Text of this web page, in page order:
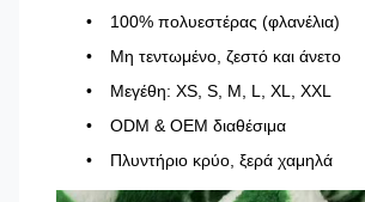
100% πολυεστέρας (φλανέλια)
Μη τεντωμένο, ζεστό και άνετο
Μεγέθη: XS, S, M, L, XL, XXL
ODM & OEM διαθέσιμα
Πλυντήριο κρύο, ξερά χαμηλά